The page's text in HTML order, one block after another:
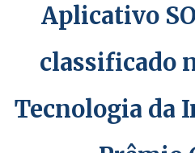
Aplicativo
classificado
Tecnologia da